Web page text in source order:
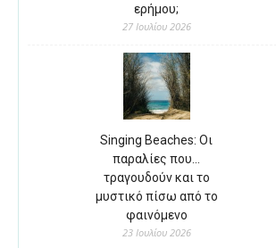
ερήμου;
27 Ιουλίου 2026
Singing Beaches: Οι
παραλίες που…
τραγουδούν και το
μυστικό πίσω από το
φαινόμενο
23 Ιουλίου 2026